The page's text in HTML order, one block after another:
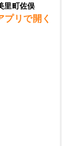
里町佐俣
プリで開く